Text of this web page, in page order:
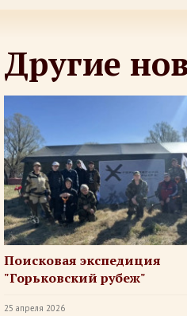
Другие
Поисковая экспедиция
"Горьковский рубеж"
25 апреля 2026